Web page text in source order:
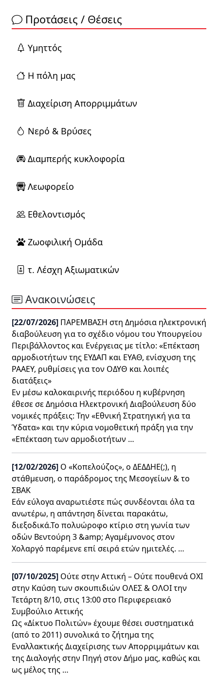
Προτάσεις / Θέσεις
Yμηττός
Η πόλη μας
Διαχείριση Απορριμμάτων
Νερό & Βρύσες
Διαμπερής κυκλοφορία
Λεωφορείο
Εθελοντισμός
Ζωοφιλική Ομάδα
τ. Λέσχη Αξιωματικών
Ανακοινώσεις
[22/07/2026] ΠΑΡΕΜΒΑΣΗ στη Δημόσια ηλεκτρονική
διαβούλευση για το σχέδιο νόμου του Υπουργείου
Περιβάλλοντος και Ενέργειας με τίτλο: «Επέκταση
αρμοδιοτήτων της ΕΥΔΑΠ και ΕΥΑΘ, ενίσχυση της
ΡΑΑΕΥ, ρυθμίσεις για τον ΟΔΥΘ και λοιπές
διατάξεις»
Εν μέσω καλοκαιρινής περιόδου η κυβέρνηση
έθεσε σε Δημόσια Ηλεκτρονική Διαβούλευση δύο
νομικές πράξεις: Την «Εθνική Στρατηγική για τα
Ύδατα» και την κύρια νομοθετική πράξη για την
«Επέκταση των αρμοδιοτήτων …
[12/02/2026] Ο «Κοπελούζος», ο ΔΕΔΔΗΕ(;), η
στάθμευση, ο παράδρομος της Μεσογείων & το
ΣΒΑΚ
Εάν εύλογα αναρωτιέστε πώς συνδέονται όλα τα
ανωτέρω, η απάντηση δίνεται παρακάτω,
διεξοδικά.Το πολυώροφο κτίριο στη γωνία των
οδών Βεντούρη 3 &amp; Αγαμέμνονος στον
Χολαργό παρέμενε επί σειρά ετών ημιτελές. …
[07/10/2025] Ούτε στην Αττική – Ούτε πουθενά OXΙ
στην Καύση των σκουπιδιών ΟΛΕΣ & ΟΛΟΙ την
Τετάρτη 8/10, στις 13:00 στο Περιφερειακό
Συμβούλιο Αττικής
Ως «Δίκτυο Πολιτών» έχουμε θέσει συστηματικά
(από το 2011) συνολικά το ζήτημα της
Εναλλακτικής Διαχείρισης των Απορριμμάτων και
της Διαλογής στην Πηγή στον Δήμο μας, καθώς και
ως μέλος της …